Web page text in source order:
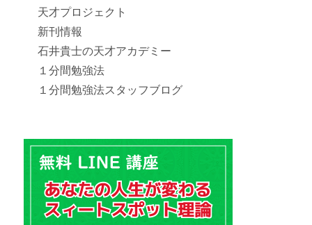
天才プロジェクト
新刊情報
石井貴士の天才アカデミー
１分間勉強法
１分間勉強法スタッフブログ